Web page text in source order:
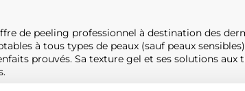
de peeling professionnel à destination des
à tous types de peaux (sauf peaux
prouvés. Sa texture gel et ses solutions aux